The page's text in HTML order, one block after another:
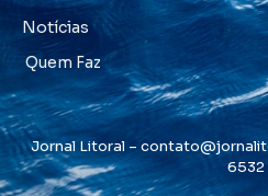
Notícias
Quem Faz
Jornal Litoral –
6532